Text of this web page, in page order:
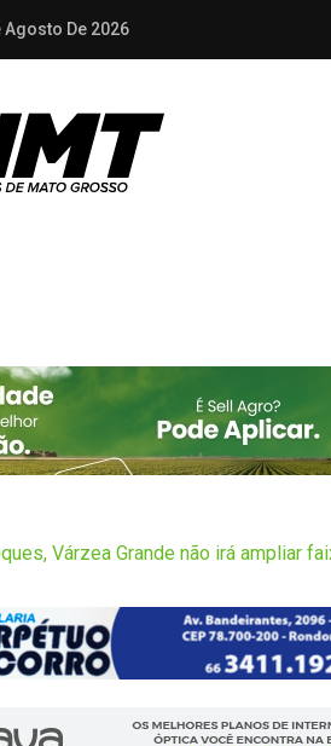
Agosto De 2026
Várzea Grande não irá ampliar